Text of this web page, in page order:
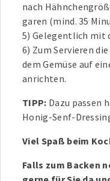
nach
garen (mind. 35
5) Gelegentlich mit
6) Zum Servieren
dem Gemüse auf
anrichten.
TIPP: Dazu passen
Honig-Senf-
Viel Spaß beim
Falls zum Backen